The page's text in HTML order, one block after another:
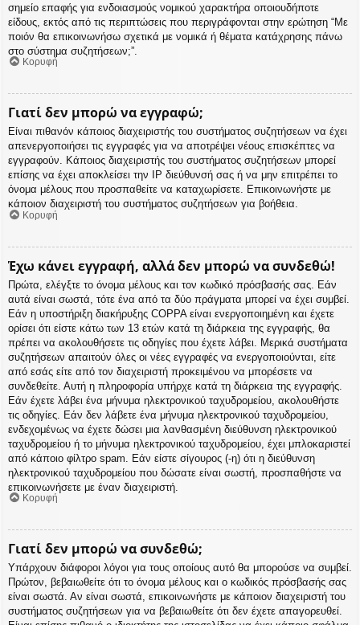
σημείο επαφής για ενδοιασμούς νομικού χαρακτήρα οποιουδήποτε
είδους, εκτός από τις περιπτώσεις που περιγράφονται στην ερώτηση “Με
ποιόν θα επικοινωνήσω σχετικά με νομικά ή θέματα κατάχρησης πάνω
στο σύστημα συζητήσεων;”.
Κορυφή
Γιατί δεν μπορώ να εγγραφώ;
Είναι πιθανόν κάποιος διαχειριστής του συστήματος συζητήσεων να έχει
απενεργοποιήσει τις εγγραφές για να αποτρέψει νέους επισκέπτες να
εγγραφούν. Κάποιος διαχειριστής του συστήματος συζητήσεων μπορεί
επίσης να έχει αποκλείσει την IP διεύθυνσή σας ή να μην επιτρέπει το
όνομα μέλους που προσπαθείτε να καταχωρίσετε. Επικοινωνήστε με
κάποιον διαχειριστή του συστήματος συζητήσεων για βοήθεια.
Κορυφή
Έχω κάνει εγγραφή, αλλά δεν μπορώ να συνδεθώ!
Πρώτα, ελέγξτε το όνομα μέλους και τον κωδικό πρόσβασής σας. Εάν
αυτά είναι σωστά, τότε ένα από τα δύο πράγματα μπορεί να έχει συμβεί.
Εάν η υποστήριξη διακήρυξης COPPA είναι ενεργοποιημένη και έχετε
ορίσει ότι είστε κάτω των 13 ετών κατά τη διάρκεια της εγγραφής, θα
πρέπει να ακολουθήσετε τις οδηγίες που έχετε λάβει. Μερικά συστήματα
συζητήσεων απαιτούν όλες οι νέες εγγραφές να ενεργοποιούνται, είτε
από εσάς είτε από τον διαχειριστή προκειμένου να μπορέσετε να
συνδεθείτε. Αυτή η πληροφορία υπήρχε κατά τη διάρκεια της εγγραφής.
Εάν έχετε λάβει ένα μήνυμα ηλεκτρονικού ταχυδρομείου, ακολουθήστε
τις οδηγίες. Εάν δεν λάβετε ένα μήνυμα ηλεκτρονικού ταχυδρομείου,
ενδεχομένως να έχετε δώσει μια λανθασμένη διεύθυνση ηλεκτρονικού
ταχυδρομείου ή το μήνυμα ηλεκτρονικού ταχυδρομείου, έχει μπλοκαριστεί
από κάποιο φίλτρο spam. Εάν είστε σίγουρος (-η) ότι η διεύθυνση
ηλεκτρονικού ταχυδρομείου που δώσατε είναι σωστή, προσπαθήστε να
επικοινωνήσετε με έναν διαχειριστή.
Κορυφή
Γιατί δεν μπορώ να συνδεθώ;
Υπάρχουν διάφοροι λόγοι για τους οποίους αυτό θα μπορούσε να συμβεί.
Πρώτον, βεβαιωθείτε ότι το όνομα μέλους και ο κωδικός πρόσβασής σας
είναι σωστά. Αν είναι σωστά, επικοινωνήστε με κάποιον διαχειριστή του
συστήματος συζητήσεων για να βεβαιωθείτε ότι δεν έχετε απαγορευθεί.